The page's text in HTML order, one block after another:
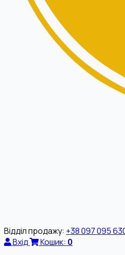
Відділ продажу: +38 097 095
Вхід
Кошик: 0